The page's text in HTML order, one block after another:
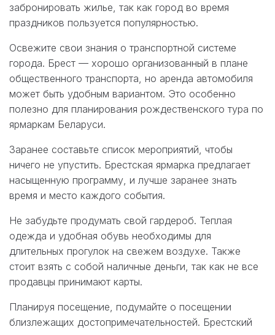
забронировать жилье, так как город во время
праздников пользуется популярностью.
Освежите свои знания о транспортной системе
города. Брест — хорошо организованный в плане
общественного транспорта, но аренда автомобиля
может быть удобным вариантом. Это особенно
полезно для планирования рождественского тура по
ярмаркам Беларуси.
Заранее составьте список мероприятий, чтобы
ничего не упустить. Брестская ярмарка предлагает
насыщенную программу, и лучше заранее знать
время и место каждого события.
Не забудьте продумать свой гардероб. Теплая
одежда и удобная обувь необходимы для
длительных прогулок на свежем воздухе. Также
стоит взять с собой наличные деньги, так как не все
продавцы принимают карты.
Планируя посещение, подумайте о посещении
близлежащих достопримечательностей. Брестский